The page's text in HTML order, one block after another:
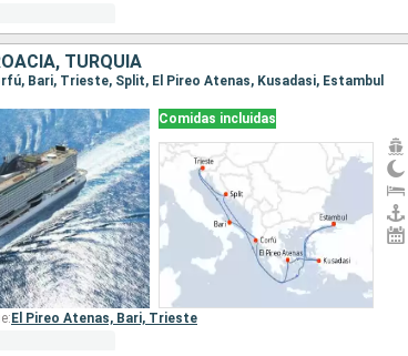
TURQUÍA
Bari, Trieste, Split, El Pireo Atenas, Kusadasi, Estambul
Comidas incluidas
El Pireo Atenas, Bari, Trieste